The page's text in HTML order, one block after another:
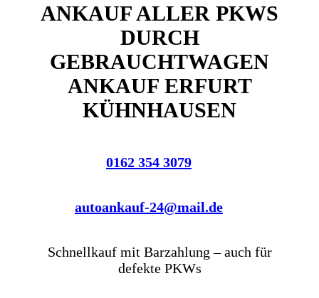
ANKAUF ALLER PKWS
DURCH
GEBRAUCHTWAGEN
ANKAUF ERFURT
KÜHNHAUSEN
0162 354 3079
autoankauf-24@mail.de
Schnellkauf mit Barzahlung – auch für
defekte PKWs